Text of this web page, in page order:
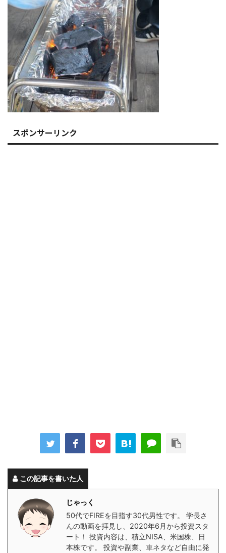
スポンサーリンク
この記事を書いた人
じゃっく
50代でFIREを目指す30代男性です。 学長さ
んの動画を拝見し、2020年6月から投資スタ
ート！ 投資内容は、積立NISA、米国株、日
本株です。 投資や副業、車ネタなど自由に発